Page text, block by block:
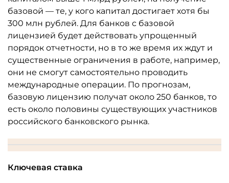
базовой — те, у кого капитал достигает хотя бы
300 млн рублей. Для банков с базовой
лицензией будет действовать упрощенный
порядок отчетности, но в то же время их ждут и
существенные ограничения в работе, например,
они не смогут самостоятельно проводить
международные операции. По прогнозам,
базовую лицензию получат около 250 банков, то
есть около половины существующих участников
российского банковского рынка.
Ключевая ставка